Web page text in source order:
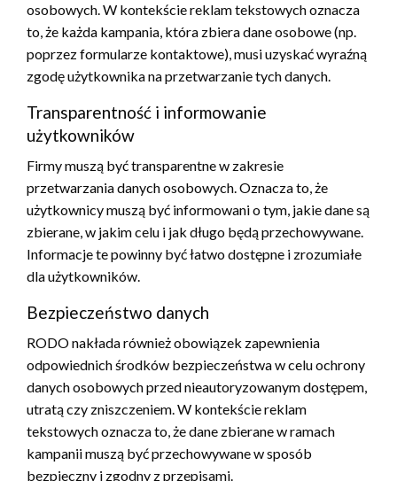
osobowych. W kontekście reklam tekstowych oznacza
to, że każda kampania, która zbiera dane osobowe (np.
poprzez formularze kontaktowe), musi uzyskać wyraźną
zgodę użytkownika na przetwarzanie tych danych.
Transparentność i informowanie
użytkowników
Firmy muszą być transparentne w zakresie
przetwarzania danych osobowych. Oznacza to, że
użytkownicy muszą być informowani o tym, jakie dane są
zbierane, w jakim celu i jak długo będą przechowywane.
Informacje te powinny być łatwo dostępne i zrozumiałe
dla użytkowników.
Bezpieczeństwo danych
RODO nakłada również obowiązek zapewnienia
odpowiednich środków bezpieczeństwa w celu ochrony
danych osobowych przed nieautoryzowanym dostępem,
utratą czy zniszczeniem. W kontekście reklam
tekstowych oznacza to, że dane zbierane w ramach
kampanii muszą być przechowywane w sposób
bezpieczny i zgodny z przepisami.